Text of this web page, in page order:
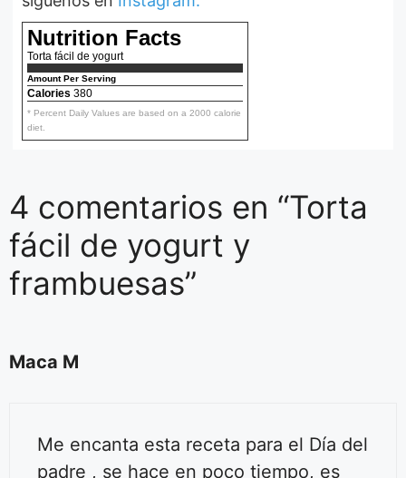
Nutrition Facts
Torta fácil de yogurt
Amount Per Serving
Calories 380
* Percent Daily Values are based on a 2000 calorie
diet.
4 comentarios en “Torta
fácil de yogurt y
frambuesas”
Maca M
Me encanta esta receta para el Día del
padre , se hace en poco tiempo, es